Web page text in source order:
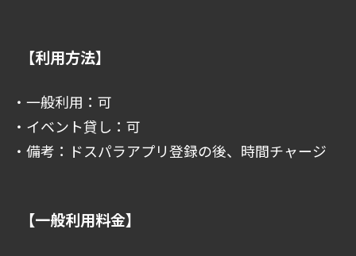
【利用方法】
・一般利用：可
・イベント貸し：可
・備考：ドスパラアプリ登録の後、時間チャージ
【一般利用料金】